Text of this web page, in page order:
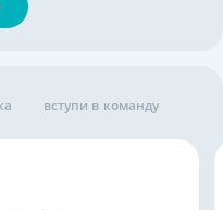
вступи в команду